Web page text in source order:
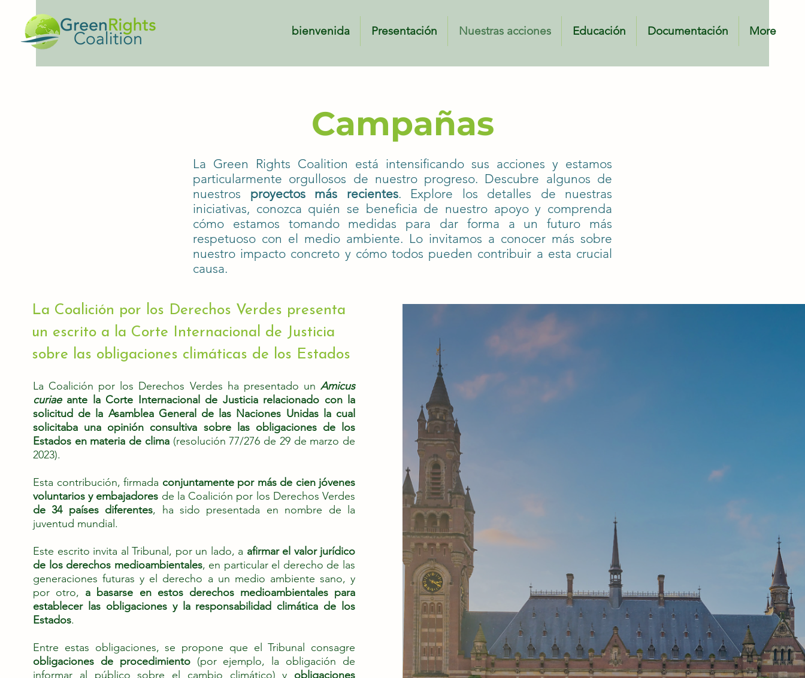
bienvenida Presentación Nuestras acciones Educación Documentación More
Campañas
La Green Rights Coalition está intensificando sus acciones y estamos
particularmente orgullosos de nuestro progreso. Descubre algunos de
nuestros proyectos más recientes. Explore los detalles de nuestras
iniciativas, conozca quién se beneficia de nuestro apoyo y comprenda
cómo estamos tomando medidas para dar forma a un futuro más
respetuoso con el medio ambiente. Lo invitamos a conocer más sobre
nuestro impacto concreto y cómo todos pueden contribuir a esta crucial
causa.
La Coalición por los Derechos Verdes presenta
un escrito a la Corte Internacional de Justicia
sobre las obligaciones climáticas de los Estados
La Coalición por los Derechos Verdes ha presentado un Amicus
curiaeante la Corte Internacional de Justicia relacionado con la
solicitud de la Asamblea General de las Naciones Unidas la cual
solicitaba una opinión consultiva sobre las obligaciones de los
Estados en materia de clima(resolución 77/276 de 29 de marzo de
2023).
Esta contribución, firmada conjuntamente por más de cien jóvenes
voluntarios y embajadores de la Coalición por los Derechos Verdes
de 34 países diferentes, ha sido presentada en nombre de la
juventud mundial.
Este escrito invita al Tribunal, por un lado, a afirmar el valor jurídico
de los derechos medioambientales, en particular el derecho de las
generaciones futuras y el derecho a un medio ambiente sano, y
por otro, a basarse en estos derechos medioambientales para
establecer las obligaciones y la responsabilidad climática de los
Estados.
Entre estas obligaciones, se propone que el Tribunal consagre
obligaciones de procedimiento(por ejemplo, la obligación de
informar al público sobre el cambio climático) y obligaciones